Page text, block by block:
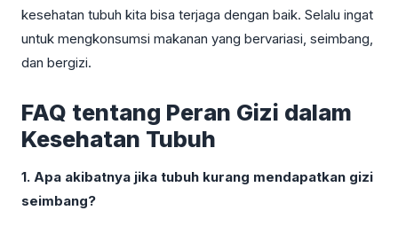
kesehatan tubuh kita bisa terjaga dengan baik. Selalu ingat
untuk mengkonsumsi makanan yang bervariasi, seimbang,
dan bergizi.
FAQ tentang Peran Gizi dalam
Kesehatan Tubuh
1. Apa akibatnya jika tubuh kurang mendapatkan gizi
seimbang?